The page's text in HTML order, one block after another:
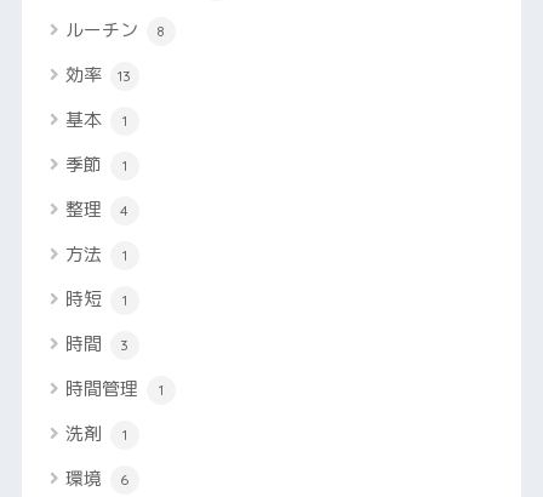
ルーチン 8
効率 13
基本 1
季節 1
整理 4
方法 1
時短 1
時間 3
時間管理 1
洗剤 1
環境 6